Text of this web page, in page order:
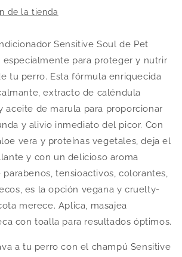
de la tienda
Sensitive Soul de Pet
especialmente para proteger y nutrir
tu perro. Esta fórmula enriquecida
extracto de caléndula
aceite de marula para proporcionar
y alivio inmediato del picor. Con
vera y proteínas vegetales, deja el
y con un delicioso aroma
tensioactivos, colorantes,
es la opción vegana y cruelty-
merece. Aplica, masajea
con toalla para resultados óptimos.
a tu perro con el champú Sensitive